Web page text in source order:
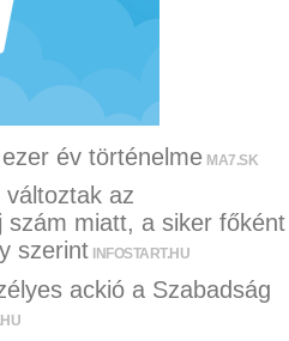
év történelme MA7.SK
az
szám miatt, a siker főként
szerint INFOSTART.HU
ackió a Szabadság